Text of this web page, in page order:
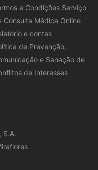
e Condições Serviço
Consulta Médica Online
e contas
de Prevenção,
e Sanação de
de Interesses
S.A.